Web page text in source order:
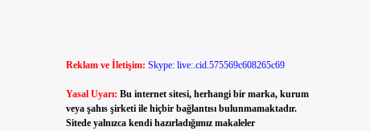
Reklam ve İletişim: Skype: live:.cid.575569c608265c69
Yasal Uyarı: Bu internet sitesi, herhangi bir marka, kurum
veya şahıs şirketi ile hiçbir bağlantısı bulunmamaktadır.
Sitede yalnızca kendi hazırladığımız makaleler